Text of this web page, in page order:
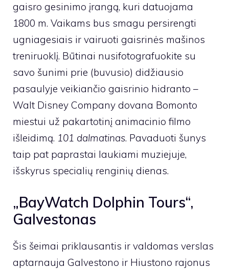
gaisro gesinimo įrangą, kuri datuojama
1800 m. Vaikams bus smagu persirengti
ugniagesiais ir vairuoti gaisrinės mašinos
treniruoklį. Būtinai nusifotografuokite su
savo šunimi prie (buvusio) didžiausio
pasaulyje veikiančio gaisrinio hidranto –
Walt Disney Company dovana Bomonto
miestui už pakartotinį animacinio filmo
išleidimą. 101 dalmatinas. Pavaduoti šunys
taip pat paprastai laukiami muziejuje,
išskyrus specialių renginių dienas.
„BayWatch Dolphin Tours“,
Galvestonas
Šis šeimai priklausantis ir valdomas verslas
aptarnauja Galvestono ir Hiustono rajonus